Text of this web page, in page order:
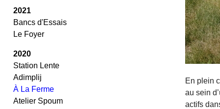
2021
Bancs d'Essais
Le Foyer
2020
Station Lente
Adimplij
À La Ferme
Atelier Spoum
En plein
au sein
actifs